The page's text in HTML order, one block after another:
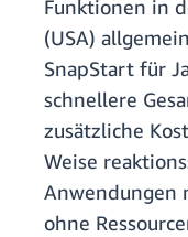
Funktionen in
(USA)
SnapStart für
schnellere
zusätzliche
Weise
Anwendungen
ohne